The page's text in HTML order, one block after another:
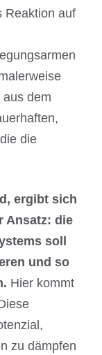
Reaktion auf
dem
die
ergibt sich
Ansatz: die
soll
und so
Hier kommt
zu dämpfen